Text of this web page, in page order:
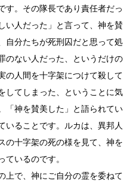
す。その隊長であり責任者だっ
い人だった」と言って、神を賛
自分たちが死刑囚だと思って処
のない人だった、というだけの
の人間を十字架につけて殺して
してしまった、ということに気
「神を賛美した」と語られてい
いることです。ルカは、異邦人
の十字架の死の様を見て、神を
いるのです。
上で、神にご自分の霊を委ねて